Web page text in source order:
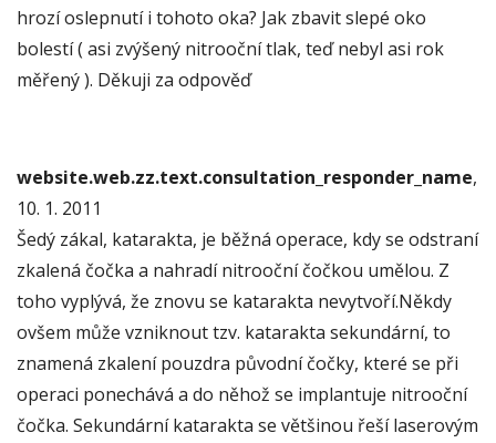
hrozí oslepnutí i tohoto oka? Jak zbavit slepé oko
bolestí ( asi zvýšený nitrooční tlak, teď nebyl asi rok
měřený ). Děkuji za odpověď
website.web.zz.text.consultation_responder_name,
10. 1. 2011
Šedý zákal, katarakta, je běžná operace, kdy se odstraní
zkalená čočka a nahradí nitrooční čočkou umělou. Z
toho vyplývá, že znovu se katarakta nevytvoří.Někdy
ovšem může vzniknout tzv. katarakta sekundární, to
znamená zkalení pouzdra původní čočky, které se při
operaci ponechává a do něhož se implantuje nitrooční
čočka. Sekundární katarakta se většinou řeší laserovým